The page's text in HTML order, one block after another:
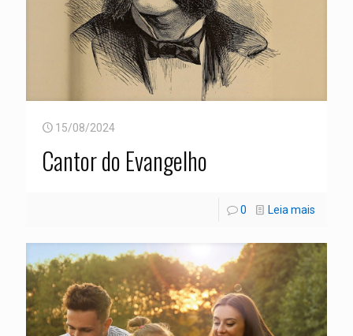
15/08/2024
Cantor do Evangelho
0 Leia mais